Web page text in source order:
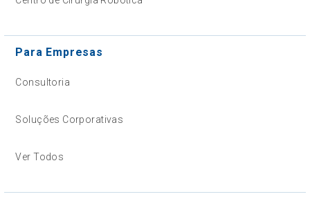
Para Empresas
Consultoria
Soluções Corporativas
Ver Todos